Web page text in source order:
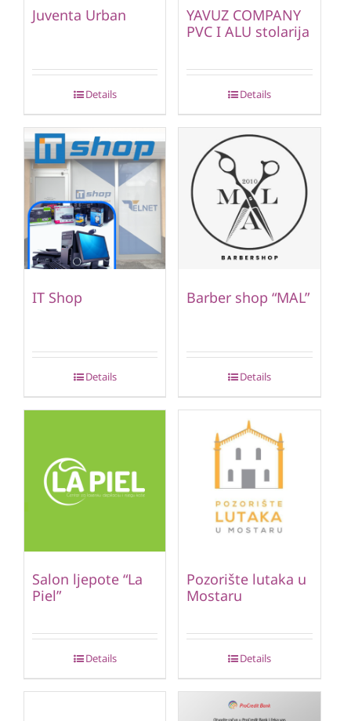
Juventa Urban
Details
YAVUZ COMPANY
PVC I ALU stolarija
Details
IT Shop
Details
Barber shop “MAL”
Details
Salon ljepote “La
Piel”
Details
Pozorište lutaka u
Mostaru
Details